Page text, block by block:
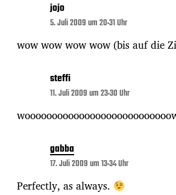
jojo
5. Juli 2009 um 20:31 Uhr
wow wow wow wow (bis auf die
steffi
11. Juli 2009 um 23:30 Uhr
gabba
17. Juli 2009 um 13:34 Uhr
Perfectly, as always.